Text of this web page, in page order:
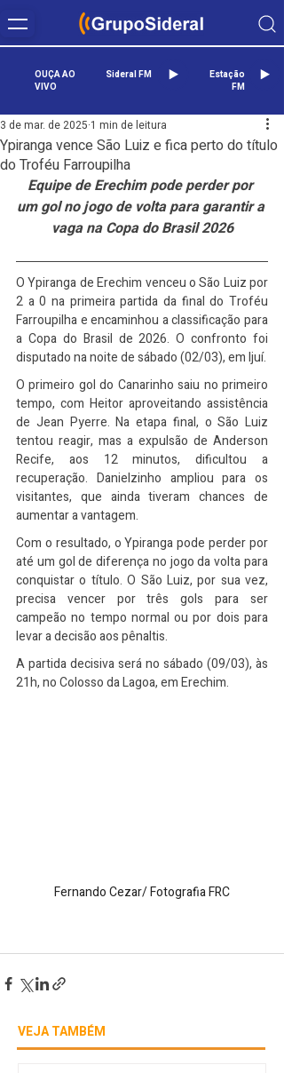
OUÇA AO
VIVO
Sideral FM
Estação
FM
Ypiranga vence São Luiz e fica perto do título
do Troféu Farroupilha
3 de mar. de 2025 1 min de leitura
Equipe de Erechim pode perder por
um gol no jogo de volta para garantir a
vaga na Copa do Brasil 2026
O Ypiranga de Erechim venceu o São Luiz por
2 a 0 na primeira partida da final do Troféu
Farroupilha e encaminhou a classificação para
a Copa do Brasil de 2026. O confronto foi
disputado na noite de sábado (02/03), em Ijuí.
O primeiro gol do Canarinho saiu no primeiro
tempo, com Heitor aproveitando assistência
de Jean Pyerre. Na etapa final, o São Luiz
tentou reagir, mas a expulsão de Anderson
Recife, aos 12 minutos, dificultou a
recuperação. Danielzinho ampliou para os
visitantes, que ainda tiveram chances de
aumentar a vantagem.
Com o resultado, o Ypiranga pode perder por
até um gol de diferença no jogo da volta para
conquistar o título. O São Luiz, por sua vez,
precisa vencer por três gols para ser
campeão no tempo normal ou por dois para
levar a decisão aos pênaltis.
A partida decisiva será no sábado (09/03), às
21h, no Colosso da Lagoa, em Erechim.
Fernando Cezar/ Fotografia FRC
VEJA TAMBÉM